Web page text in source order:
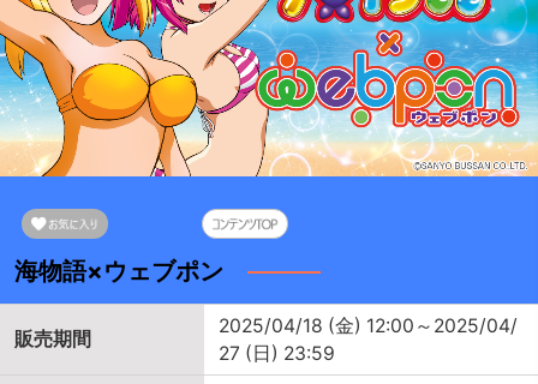
海物語×ウェブポン
販売期間
2025/04/18 (金) 12:00～2025/04/
27 (日) 23:59